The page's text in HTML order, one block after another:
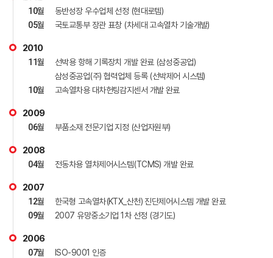
10월
동반성장 우수업체 선정 (현대로템)
05월 국토교통부 장관 표창 (차세대 고속열차 기술개발)
2010
11월
선박용 항해 기록장치 개발 완료 (삼성중공업)
삼성중공업(주) 협력업체 등록 (선박제어 시스템)
10월 고속열차용 대차헌팅감지센서 개발 완료
2009
06월 부품소재 전문기업 지정 (산업자원부)
2008
04월 전동차용 열차제어시스템(TCMS) 개발 완료
2007
12월
한국형 고속열차(KTX_산천) 진단제어시스템 개발 완료
09월 2007 유망중소기업 1차 선정 (경기도)
2006
07월
ISO-9001 인증